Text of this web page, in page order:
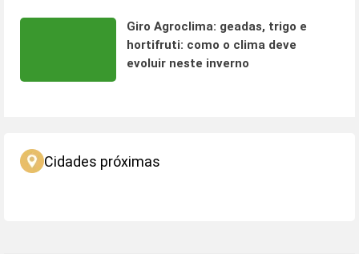
Giro Agroclima: geadas, trigo e
hortifruti: como o clima deve
evoluir neste inverno
Cidades próximas